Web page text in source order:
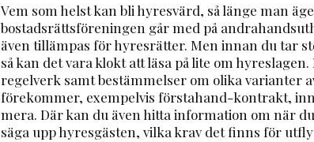
Vem som helst kan bli hyresvärd, så länge man
bostadsrättsföreningen går med på
även tillämpas för hyresrätter. Men innan du tar
så kan det vara klokt att läsa på lite om
regelverk samt bestämmelser om olika varianter
förekommer, exempelvis förstahand-kontrakt,
mera. Där kan du även hitta information om när
säga upp hyresgästen, vilka krav det finns för